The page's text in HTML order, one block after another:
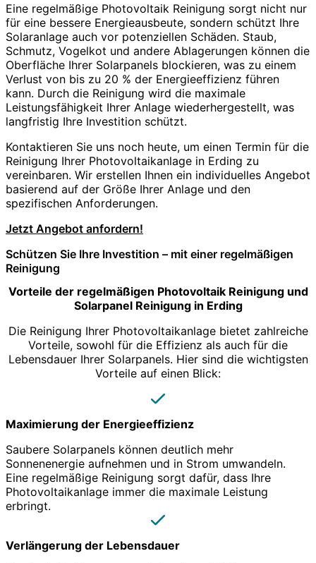
Eine regelmäßige Photovoltaik Reinigung sorgt nicht nur
für eine bessere Energieausbeute, sondern schützt Ihre
Solaranlage auch vor potenziellen Schäden. Staub,
Schmutz, Vogelkot und andere Ablagerungen können die
Oberfläche Ihrer Solarpanels blockieren, was zu einem
Verlust von bis zu 20 % der Energieeffizienz führen
kann. Durch die Reinigung wird die maximale
Leistungsfähigkeit Ihrer Anlage wiederhergestellt, was
langfristig Ihre Investition schützt.
Kontaktieren Sie uns noch heute, um einen Termin für die
Reinigung Ihrer Photovoltaikanlage in Erding zu
vereinbaren. Wir erstellen Ihnen ein individuelles Angebot
basierend auf der Größe Ihrer Anlage und den
spezifischen Anforderungen.
Jetzt Angebot anfordern!
Schützen Sie Ihre Investition – mit einer regelmäßigen
Reinigung
Vorteile der regelmäßigen Photovoltaik Reinigung und
Solarpanel Reinigung in Erding
Die Reinigung Ihrer Photovoltaikanlage bietet zahlreiche
Vorteile, sowohl für die Effizienz als auch für die
Lebensdauer Ihrer Solarpanels. Hier sind die wichtigsten
Vorteile auf einen Blick:
Maximierung der Energieeffizienz
Saubere Solarpanels können deutlich mehr
Sonnenenergie aufnehmen und in Strom umwandeln.
Eine regelmäßige Reinigung sorgt dafür, dass Ihre
Photovoltaikanlage immer die maximale Leistung
erbringt.
Verlängerung der Lebensdauer